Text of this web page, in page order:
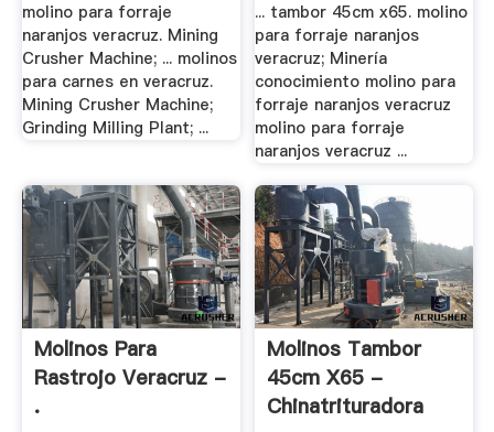
molino para forraje
naranjos veracruz. Mining
Crusher Machine; ... molinos
para carnes en veracruz.
Mining Crusher Machine;
Grinding Milling Plant; ...
... tambor 45cm x65. molino
para forraje naranjos
veracruz; Minería
conocimiento molino para
forraje naranjos veracruz
molino para forraje
naranjos veracruz ...
Molinos Para
Rastrojo Veracruz -
.
Molinos Tambor
45cm X65 -
Chinatrituradora